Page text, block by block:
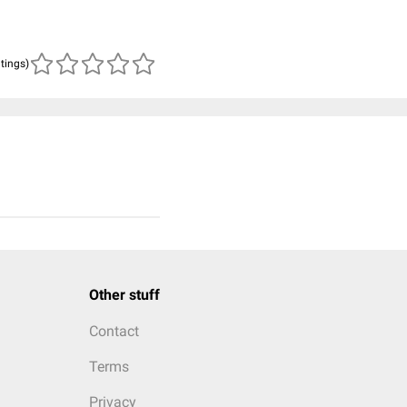
Other stuff
Contact
Terms
Privacy